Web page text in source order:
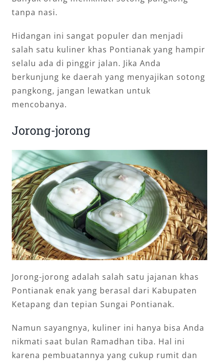
tanpa nasi.
Hidangan ini sangat populer dan menjadi
salah satu kuliner khas Pontianak yang hampir
selalu ada di pinggir jalan. Jika Anda
berkunjung ke daerah yang menyajikan sotong
pangkong, jangan lewatkan untuk
mencobanya.
Jorong-jorong
Jorong-jorong adalah salah satu jajanan khas
Pontianak enak yang berasal dari Kabupaten
Ketapang dan tepian Sungai Pontianak.
Namun sayangnya, kuliner ini hanya bisa Anda
nikmati saat bulan Ramadhan tiba. Hal ini
karena pembuatannya yang cukup rumit dan